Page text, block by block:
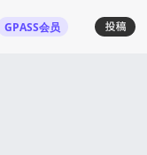
GPASS会员